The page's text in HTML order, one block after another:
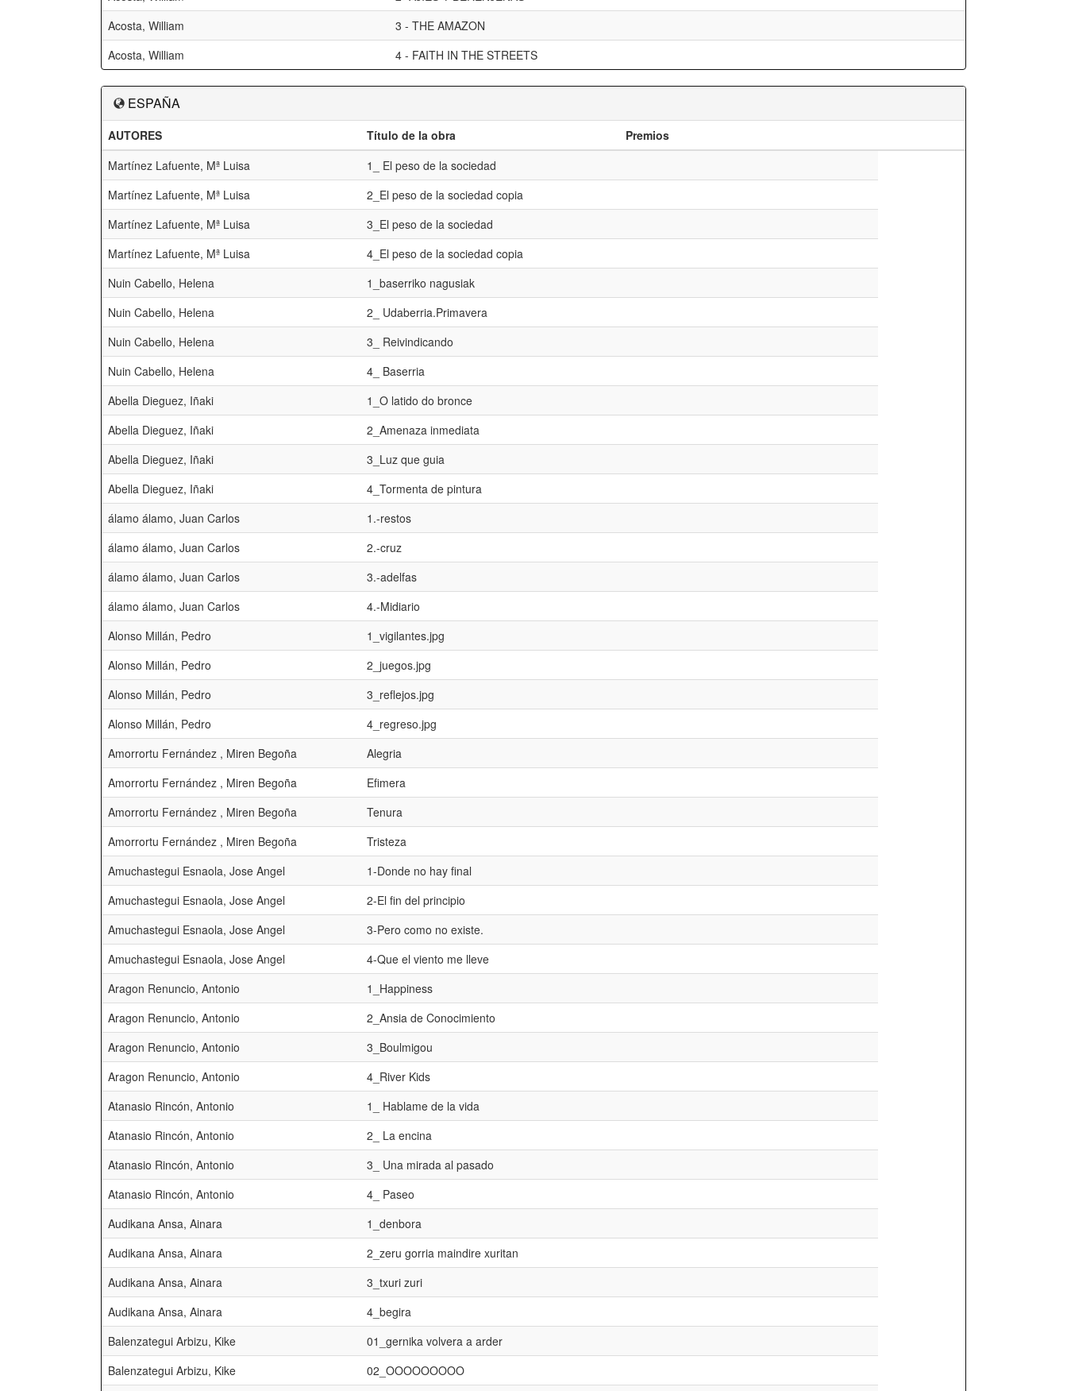
Acosta, William
3 - THE AMAZON
Acosta, William
4 - FAITH IN THE STREETS
ESPAÑA
AUTORES Título de la obra
Premios
Martínez Lafuente, Mª Luisa
1_ El peso de la sociedad
Martínez Lafuente, Mª Luisa
2_El peso de la sociedad copia
Martínez Lafuente, Mª Luisa
3_El peso de la sociedad
Martínez Lafuente, Mª Luisa
4_El peso de la sociedad copia
Nuin Cabello, Helena
1_baserriko nagusiak
Nuin Cabello, Helena
2_ Udaberria.Primavera
Nuin Cabello, Helena
3_ Reivindicando
Nuin Cabello, Helena
4_ Baserria
Abella Dieguez, Iñaki
1_O latido do bronce
Abella Dieguez, Iñaki
2_Amenaza inmediata
Abella Dieguez, Iñaki
3_Luz que guia
Abella Dieguez, Iñaki
4_Tormenta de pintura
álamo álamo, Juan Carlos
1.-restos
álamo álamo, Juan Carlos
2.-cruz
álamo álamo, Juan Carlos
3.-adelfas
álamo álamo, Juan Carlos
4.-Midiario
Alonso Millán, Pedro
1_vigilantes.jpg
Alonso Millán, Pedro
2_juegos.jpg
Alonso Millán, Pedro
3_reflejos.jpg
Alonso Millán, Pedro
4_regreso.jpg
Amorrortu Fernández , Miren Begoña
Alegria
Amorrortu Fernández , Miren Begoña
Efimera
Amorrortu Fernández , Miren Begoña
Tenura
Amorrortu Fernández , Miren Begoña
Tristeza
Amuchastegui Esnaola, Jose Angel
1-Donde no hay final
Amuchastegui Esnaola, Jose Angel
2-El fin del principio
Amuchastegui Esnaola, Jose Angel
3-Pero como no existe.
Amuchastegui Esnaola, Jose Angel
4-Que el viento me lleve
Aragon Renuncio, Antonio
1_Happiness
Aragon Renuncio, Antonio
2_Ansia de Conocimiento
Aragon Renuncio, Antonio
3_Boulmigou
Aragon Renuncio, Antonio
4_River Kids
Atanasio Rincón, Antonio
1_ Hablame de la vida
Atanasio Rincón, Antonio
2_ La encina
Atanasio Rincón, Antonio
3_ Una mirada al pasado
Atanasio Rincón, Antonio
4_ Paseo
Audikana Ansa, Ainara
1_denbora
Audikana Ansa, Ainara
2_zeru gorria maindire xuritan
Audikana Ansa, Ainara
3_txuri zuri
Audikana Ansa, Ainara
4_begira
Balenzategui Arbizu, Kike
01_gernika volvera a arder
Balenzategui Arbizu, Kike
02_OOOOOOOOO